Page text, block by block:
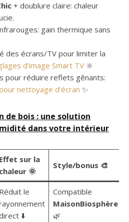
+ doublure claire: chaleur
gain thermique sans
des écrans/TV pour limiter la
d’image Smart TV 🔆
pour réduire reflets gênants:
nettoyage d’écran ✨
de bois : une solution
dans votre intérieur
Effet sur la
chaleur 🌞
Style/bonus 🎨
Réduit le
⬇️
Compatible
MaisonBiosphère
🌿